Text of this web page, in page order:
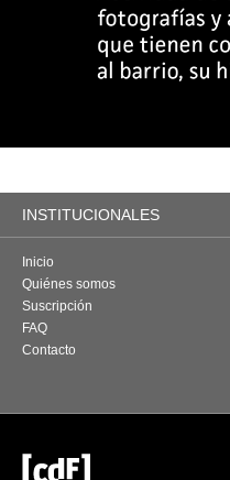
INSTITUCIONALES
Inicio
Quiénes somos
Suscripción
FAQ
Contacto